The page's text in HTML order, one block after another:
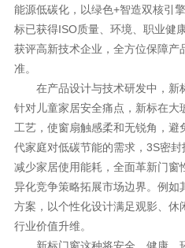
能源低碳化，以绿色+智造双核引
标已获得ISO质量、环境、职业健
获评高新技术企业，全方位保障
准。
在产品设计与技术研发中，新
针对儿童家居安全痛点，新标在大
工艺，使窗扇触感柔和无锐角，
代家庭对低碳节能的需求， 3S密封
减少家居使用能耗，全面革新门
异化竞争策略拓展市场边界。例
方案，以个性化设计满足观影、
行业价值升维。